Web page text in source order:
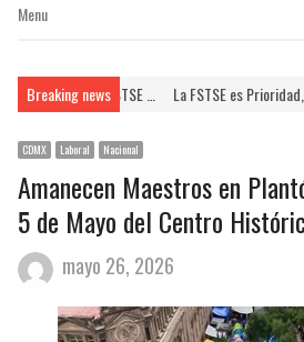
Menu
Menu
Breaking news
Brinda FSTSE … La FSTSE es Prioridad,
CDMX Laboral Nacional
Amanecen Maestros en
5 de Mayo del Centro
mayo 26, 2026